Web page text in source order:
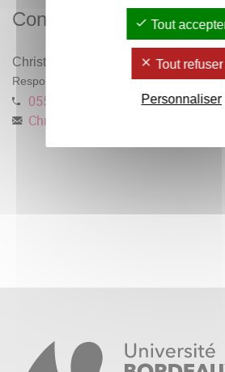
Contacts
Christophe Lastécouères
Responsable pédagogique
0557126012
Christophe.Lastecoueres
u-
Tout
Tout refuser
Personnaliser